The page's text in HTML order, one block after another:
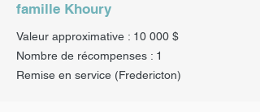
famille Khoury
Valeur approximative : 10 000 $
Nombre de récompenses : 1
Remise en service (Fredericton)